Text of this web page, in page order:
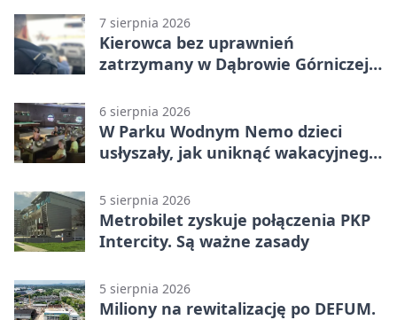
7 sierpnia 2026
Kierowca bez uprawnień
zatrzymany w Dąbrowie Górniczej.
6 sierpnia 2026
W Parku Wodnym Nemo dzieci
usłyszały, jak uniknąć wakacyjnego
5 sierpnia 2026
Metrobilet zyskuje połączenia PKP
Intercity. Są ważne zasady
5 sierpnia 2026
Miliony na rewitalizację po DEFUM.